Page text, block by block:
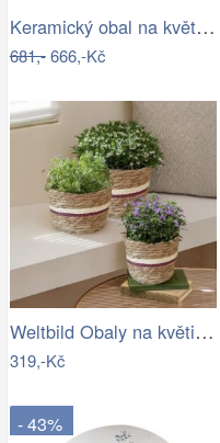
Keramický obal na květináč s lučními…
681,-666,-Kč
Weltbild Obaly na květináče z mořské…
319,-Kč
- 43%